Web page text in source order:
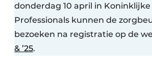
donderdag 10 april in Koninklijke
Professionals kunnen de
bezoeken na registratie op de
& ’25.